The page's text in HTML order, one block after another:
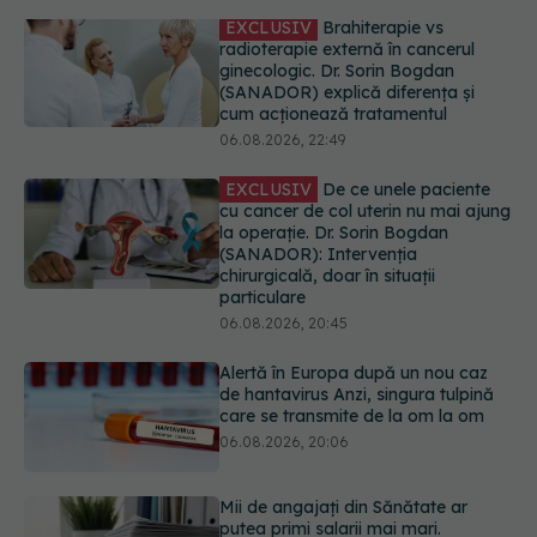
EXCLUSIV De ce unele paciente
cu cancer de col uterin nu mai ajung
la operație. Dr. Sorin Bogdan
(SANADOR): Intervenția
chirurgicală, doar în situații
06.08.2026, 20:45
Alertă în Europa după un nou caz
de hantavirus Anzi, singura tulpină
care se transmite de la om la om
06.08.2026, 20:06
Mii de angajați din Sănătate ar
putea primi salarii mai mari.
Sindicatele cer schimbarea legii
06.08.2026, 19:26
EXCLUSIV Cancerele ginecologice
care pot fi tratate fără operație. Dr.